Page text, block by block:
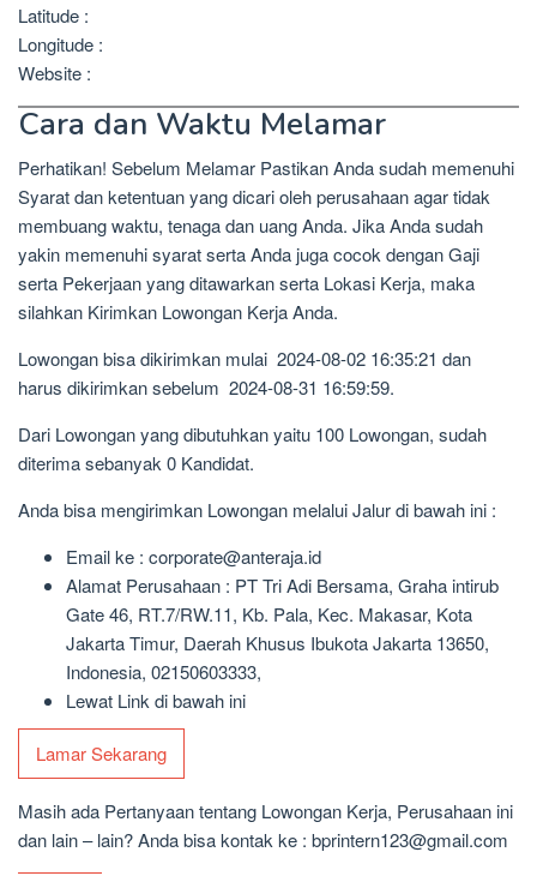
Latitude :
Longitude :
Website :
Cara dan Waktu Melamar
Perhatikan! Sebelum Melamar Pastikan Anda sudah memenuhi
Syarat dan ketentuan yang dicari oleh perusahaan agar tidak
membuang waktu, tenaga dan uang Anda. Jika Anda sudah
yakin memenuhi syarat serta Anda juga cocok dengan Gaji
serta Pekerjaan yang ditawarkan serta Lokasi Kerja, maka
silahkan Kirimkan Lowongan Kerja Anda.
Lowongan bisa dikirimkan mulai 2024-08-02 16:35:21 dan
harus dikirimkan sebelum 2024-08-31 16:59:59.
Dari Lowongan yang dibutuhkan yaitu 100 Lowongan, sudah
diterima sebanyak 0 Kandidat.
Anda bisa mengirimkan Lowongan melalui Jalur di bawah ini :
Email ke : corporate@anteraja.id
Alamat Perusahaan : PT Tri Adi Bersama, Graha intirub
Gate 46, RT.7/RW.11, Kb. Pala, Kec. Makasar, Kota
Jakarta Timur, Daerah Khusus Ibukota Jakarta 13650,
Indonesia, 02150603333,
Lewat Link di bawah ini
Lamar Sekarang
Masih ada Pertanyaan tentang Lowongan Kerja, Perusahaan ini
dan lain – lain? Anda bisa kontak ke : bprintern123@gmail.com